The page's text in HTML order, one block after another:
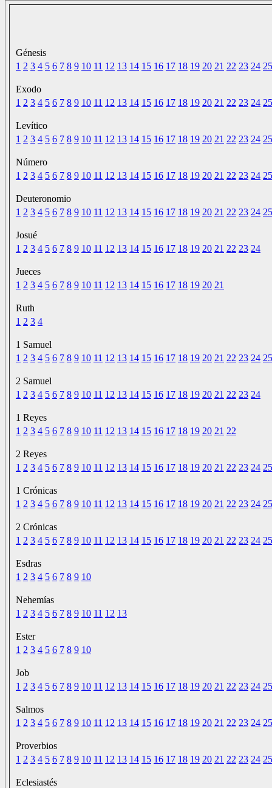
Génesis
1 2 3 4 5 6 7 8 9 10 11 12 13 14 15 16 17 18 19 20 21 22 23 24 25
Exodo
1 2 3 4 5 6 7 8 9 10 11 12 13 14 15 16 17 18 19 20 21 22 23 24 25
Levítico
1 2 3 4 5 6 7 8 9 10 11 12 13 14 15 16 17 18 19 20 21 22 23 24 25
Número
1 2 3 4 5 6 7 8 9 10 11 12 13 14 15 16 17 18 19 20 21 22 23 24 25
Deuteronomio
1 2 3 4 5 6 7 8 9 10 11 12 13 14 15 16 17 18 19 20 21 22 23 24 25
Josué
1 2 3 4 5 6 7 8 9 10 11 12 13 14 15 16 17 18 19 20 21 22 23 24
Jueces
1 2 3 4 5 6 7 8 9 10 11 12 13 14 15 16 17 18 19 20 21
Ruth
1 2 3 4
1 Samuel
1 2 3 4 5 6 7 8 9 10 11 12 13 14 15 16 17 18 19 20 21 22 23 24 25
2 Samuel
1 2 3 4 5 6 7 8 9 10 11 12 13 14 15 16 17 18 19 20 21 22 23 24
1 Reyes
1 2 3 4 5 6 7 8 9 10 11 12 13 14 15 16 17 18 19 20 21 22
2 Reyes
1 2 3 4 5 6 7 8 9 10 11 12 13 14 15 16 17 18 19 20 21 22 23 24 25
1 Crónicas
1 2 3 4 5 6 7 8 9 10 11 12 13 14 15 16 17 18 19 20 21 22 23 24 25
2 Crónicas
1 2 3 4 5 6 7 8 9 10 11 12 13 14 15 16 17 18 19 20 21 22 23 24 25
Esdras
1 2 3 4 5 6 7 8 9 10
Nehemías
1 2 3 4 5 6 7 8 9 10 11 12 13
Ester
1 2 3 4 5 6 7 8 9 10
Job
1 2 3 4 5 6 7 8 9 10 11 12 13 14 15 16 17 18 19 20 21 22 23 24 25
Salmos
1 2 3 4 5 6 7 8 9 10 11 12 13 14 15 16 17 18 19 20 21 22 23 24 25
Proverbios
1 2 3 4 5 6 7 8 9 10 11 12 13 14 15 16 17 18 19 20 21 22 23 24 25
Eclesiastés